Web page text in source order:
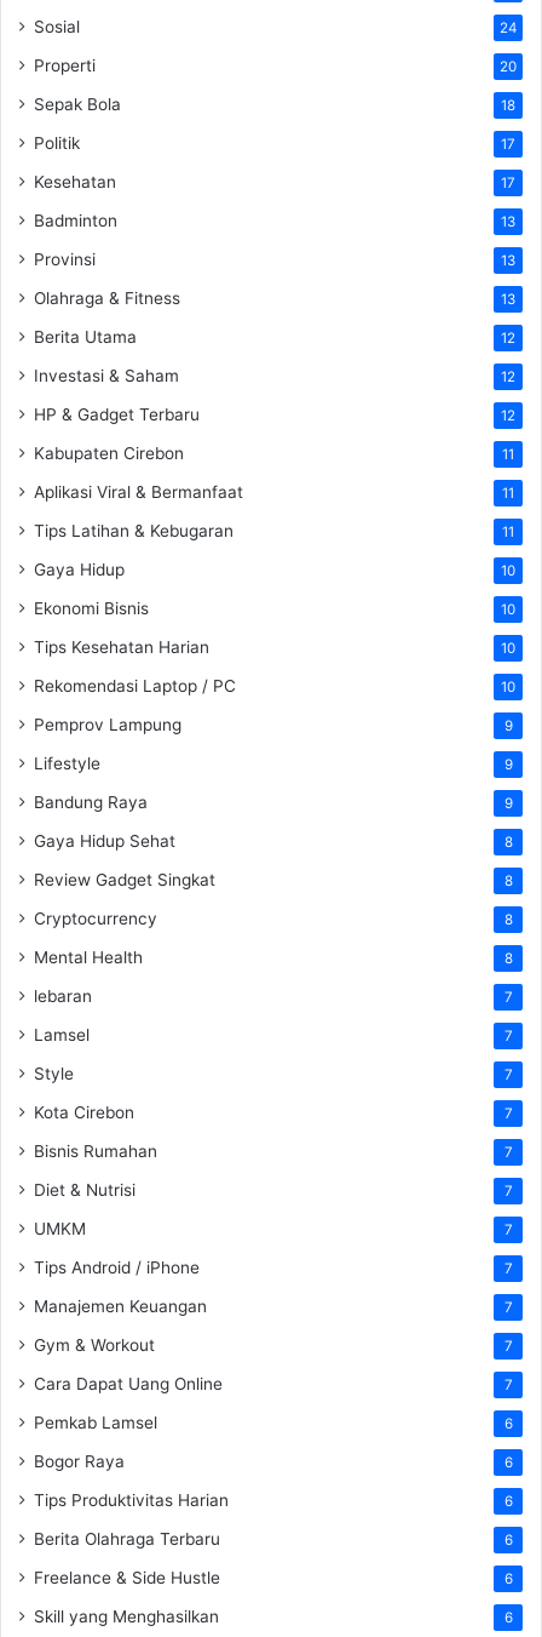
Sosial 24
Properti 20
Sepak Bola 18
Politik 17
Kesehatan 17
Badminton 13
Provinsi 13
Olahraga & Fitness 13
Berita Utama 12
Investasi & Saham 12
HP & Gadget Terbaru 12
Kabupaten Cirebon 11
Aplikasi Viral & Bermanfaat 11
Tips Latihan & Kebugaran 11
Gaya Hidup 10
Ekonomi Bisnis 10
Tips Kesehatan Harian 10
Rekomendasi Laptop / PC 10
Pemprov Lampung 9
Lifestyle 9
Bandung Raya 9
Gaya Hidup Sehat 8
Review Gadget Singkat 8
Cryptocurrency 8
Mental Health 8
lebaran 7
Lamsel 7
Style 7
Kota Cirebon 7
Bisnis Rumahan 7
Diet & Nutrisi 7
UMKM 7
Tips Android / iPhone 7
Manajemen Keuangan 7
Gym & Workout 7
Cara Dapat Uang Online 7
Pemkab Lamsel 6
Bogor Raya 6
Tips Produktivitas Harian 6
Berita Olahraga Terbaru 6
Freelance & Side Hustle 6
Skill yang Menghasilkan 6